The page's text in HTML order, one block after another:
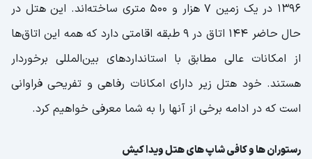
1396 در یک زمین 7 هزار و 500 متری ساخته‌اند. این هتل در
حال حاضر 144 اتاق در 9 طبقه اقامتی دارد که همه این اتاق‌ها
از امکانات عالی مطابق با استانداردهای بین‌المللی برخوردار
هستند. خود هتل زیر دارای امکانات رفاهی و تفریحی فراوانی
است که در ادامه برخی از آنها را به شما معرفی خواهیم کرد.
رستوران‌ ها و کافی شاپ های هتل ویدا کیش